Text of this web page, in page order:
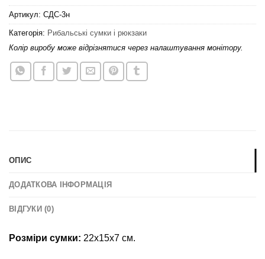
Артикул: СДС-3н
Категорія: Рибальські сумки і рюкзаки
Колір виробу може відрізнятися через налаштування монітору.
ОПИС
ДОДАТКОВА ІНФОРМАЦІЯ
ВІДГУКИ (0)
Розміри сумки: 22х15х7 см.